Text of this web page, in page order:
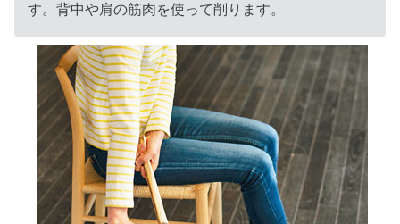
す。背中や肩の筋肉を使って削ります。